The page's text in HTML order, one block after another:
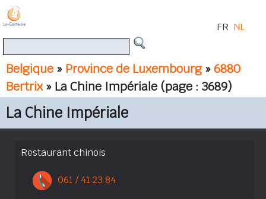
Belgique » Province de Luxembourg»6880
Bertrix » La Chine Impériale (page : 3689)
FR NL
La Chine Impériale
Restaurant chinois
061 / 41 23 84